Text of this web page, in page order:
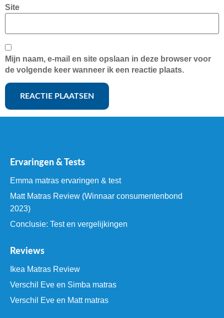
Site
Mijn naam, e-mail en site opslaan in deze browser voor
de volgende keer wanneer ik een reactie plaats.
Ervaringen & Tests
Emma matras ervaringen & test
Matt Matras Review (Winnaar consumentenbond
2023)
Conclusie: Test en vergelijkingen
Reviews
Ikea Matras Review
Verschil Eve en Simba matras
Verschil Eve en Matt matras